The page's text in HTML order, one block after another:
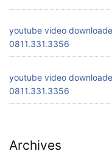
youtube video
0811.331.3356
youtube video
0811.331.3356
Archives